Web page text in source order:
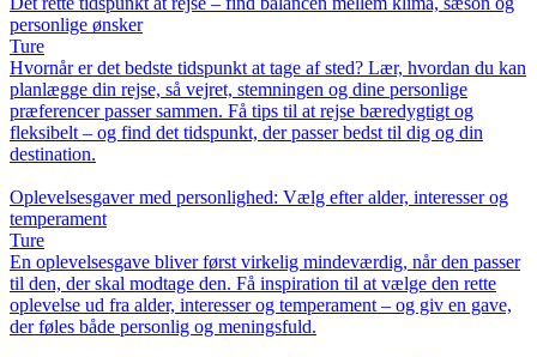
personlige ønsker
Ture
Hvornår er det bedste tidspunkt at tage af sted? Lær, hvordan du kan
planlægge din rejse, så vejret, stemningen og dine personlige
præferencer passer sammen. Få tips til at rejse bæredygtigt og
fleksibelt – og find det tidspunkt, der passer bedst til dig og din
destination.
Oplevelsesgaver med personlighed: Vælg efter alder, interesser og
temperament
Ture
En oplevelsesgave bliver først virkelig mindeværdig, når den passer
til den, der skal modtage den. Få inspiration til at vælge den rette
oplevelse ud fra alder, interesser og temperament – og giv en gave,
der føles både personlig og meningsfuld.